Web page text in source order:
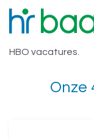
Hieronder vind je
HBO vacatures.
Onze